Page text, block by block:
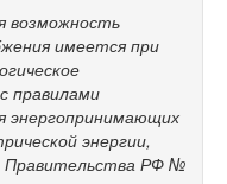
возможность
имеется при
правилами
энергопринимающих
энергии,
Правительства РФ №